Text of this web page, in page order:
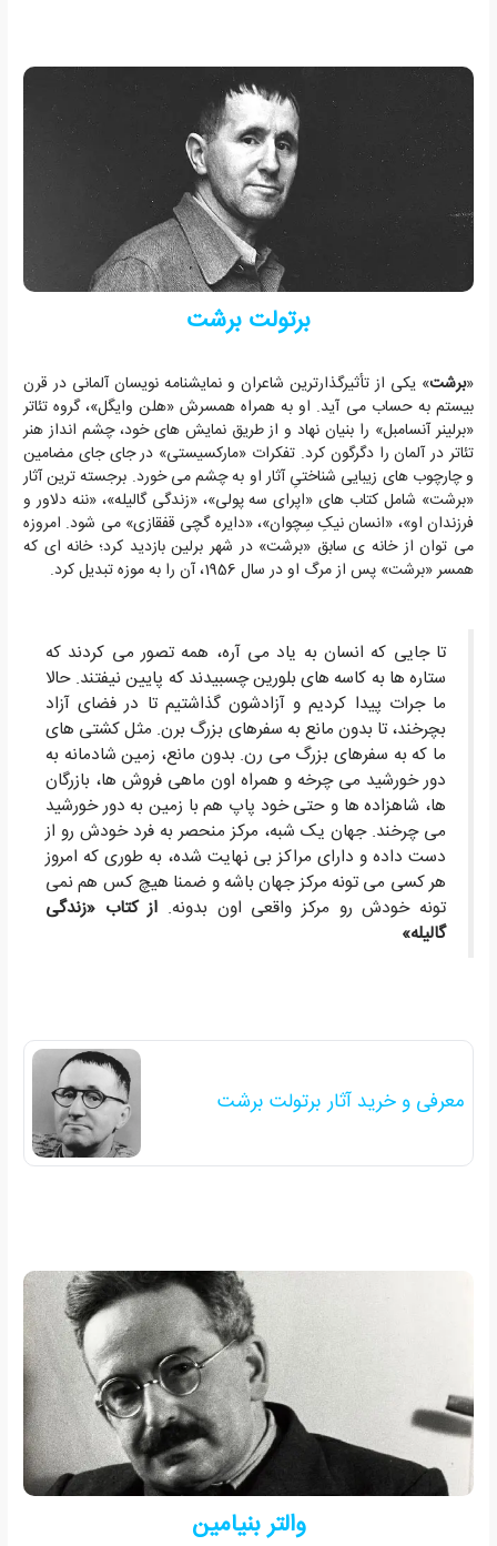
برتولت برشت
«برشت» یکی از تأثیرگذارترین شاعران و نمایشنامه نویسان آلمانی در قرن
بیستم به حساب می آید. او به همراه همسرش «هلن وایگل»، گروه تئاتر
«برلینر آنسامبل» را بنیان نهاد و از طریق نمایش های خود، چشم انداز هنر
تئاتر در آلمان را دگرگون کرد. تفکرات «مارکسیستی» در جای جای مضامین
و چارچوب های زیبایی شناختیِ آثار او به چشم می خورد. برجسته ترین آثار
«برشت» شامل کتاب های «اپرای سه پولی»، «زندگی گالیله»، «ننه دلاور و
فرزندان او»، «انسان نیکِ سِچوان»، «دایره گچی قفقازی» می شود. امروزه
می توان از خانه ی سابق «برشت» در شهر برلین بازدید کرد؛ خانه ای که
همسر «برشت» پس از مرگ او در سال 1956، آن را به موزه تبدیل کرد.
تا جایی که انسان به یاد می آره، همه تصور می کردند که
ستاره ها به کاسه های بلورین چسبیدند که پایین نیفتند. حالا
ما جرات پیدا کردیم و آزادشون گذاشتیم تا در فضای آزاد
بچرخند، تا بدون مانع به سفرهای بزرگ برن. مثل کشتی های
ما که به سفرهای بزرگ می رن. بدون مانع، زمین شادمانه به
دور خورشید می چرخه و همراه اون ماهی فروش ها، بازرگان
ها، شاهزاده ها و حتی خود پاپ هم با زمین به دور خورشید
می چرخند. جهان یک شبه، مرکز منحصر به فرد خودش رو از
دست داده و دارای مراکز بی نهایت شده، به طوری که امروز
هر کسی می تونه مرکز جهان باشه و ضمنا هیچ کس هم نمی
تونه خودش رو مرکز واقعی اون بدونه. از کتاب «زندگی
گالیله»
معرفی و خرید آثار برتولت برشت
والتر بنیامین